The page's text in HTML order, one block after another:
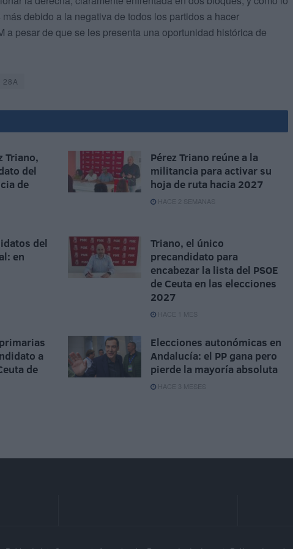
debido a la negativa de todos los partidos a hacer
pesar de que se les presenta una oportunidad histórica de
Triano,
del
de
Pérez Triano reúne a la
militancia para activar su
hoja de ruta hacia 2027
HACE 2 SEMANAS
del
en
Triano, el único
precandidato para
encabezar la lista del PSOE
de Ceuta en las elecciones
2027
HACE 1 MES
a
de
Elecciones autonómicas en
Andalucía: el PP gana pero
pierde la mayoría absoluta
HACE 3 MESES